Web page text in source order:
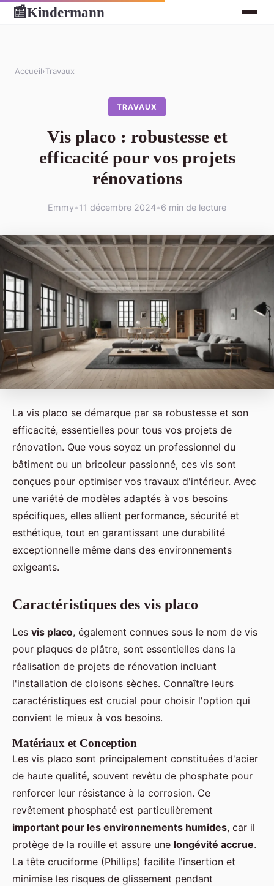
📰Kindermann
Accueil›Travaux
TRAVAUX
Vis placo : robustesse et
efficacité pour vos projets
rénovations
Emmy•11 décembre 2024•6 min de lecture
La vis placo se démarque par sa robustesse et son
efficacité, essentielles pour tous vos projets de
rénovation. Que vous soyez un professionnel du
bâtiment ou un bricoleur passionné, ces vis sont
conçues pour optimiser vos travaux d'intérieur. Avec
une variété de modèles adaptés à vos besoins
spécifiques, elles allient performance, sécurité et
esthétique, tout en garantissant une durabilité
exceptionnelle même dans des environnements
exigeants.
Caractéristiques des vis placo
Les vis placo, également connues sous le nom de vis
pour plaques de plâtre, sont essentielles dans la
réalisation de projets de rénovation incluant
l'installation de cloisons sèches. Connaître leurs
caractéristiques est crucial pour choisir l'option qui
convient le mieux à vos besoins.
Matériaux et Conception
Les vis placo sont principalement constituées d'acier
de haute qualité, souvent revêtu de phosphate pour
renforcer leur résistance à la corrosion. Ce
revêtement phosphaté est particulièrement
important pour les environnements humides, car il
protège de la rouille et assure une longévité accrue.
La tête cruciforme (Phillips) facilite l'insertion et
minimise les risques de glissement pendant